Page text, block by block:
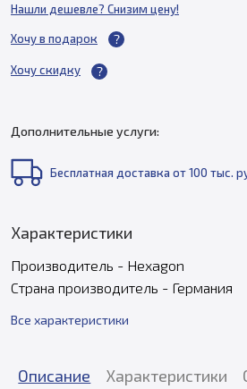
Нашли дешевле? Снизим цену!
Хочу в подарок
Хочу скидку
Дополнительные услуги:
Бесплатная доставка от 100 тыс.
Характеристики
Производитель - Hexagon
Страна производитель - Германия
Все характеристики
Описание Характеристики